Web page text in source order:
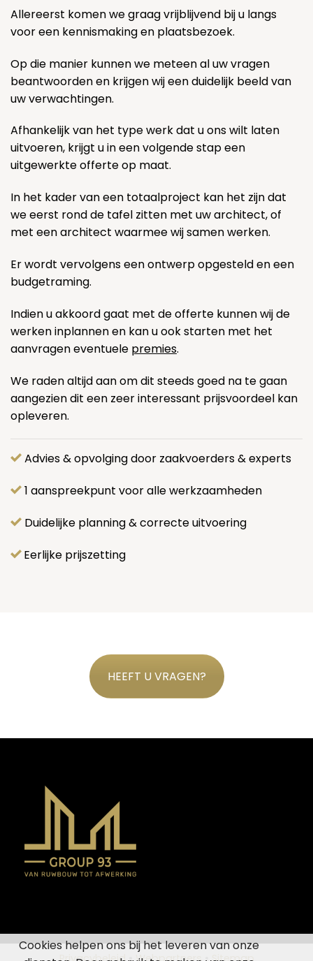
Allereerst komen we graag vrijblijvend bij u langs
voor een kennismaking en plaatsbezoek.
Op die manier kunnen we meteen al uw vragen
beantwoorden en krijgen wij een duidelijk beeld van
uw verwachtingen.
Afhankelijk van het type werk dat u ons wilt laten
uitvoeren, krijgt u in een volgende stap een
uitgewerkte offerte op maat.
In het kader van een totaalproject kan het zijn dat
we eerst rond de tafel zitten met uw architect, of
met een architect waarmee wij samen werken.
Er wordt vervolgens een ontwerp opgesteld en een
budgetraming.
Indien u akkoord gaat met de offerte kunnen wij de
werken inplannen en kan u ook starten met het
aanvragen eventuele premies.
We raden altijd aan om dit steeds goed na te gaan
aangezien dit een zeer interessant prijsvoordeel kan
opleveren.
Advies & opvolging door zaakvoerders & experts
1 aanspreekpunt voor alle werkzaamheden
Duidelijke planning & correcte uitvoering
Eerlijke prijszetting
HEEFT U VRAGEN?
Privacybeleid•Webpartners •Sitemap
Cookies helpen ons bij het leveren van onze